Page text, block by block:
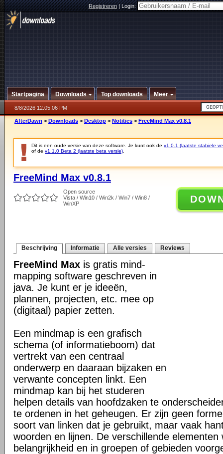
Registreren|Login:
Startpagina Downloads Top downloads Meer
8/8/2026 12:05:06 PM
AfterDawn > Downloads > Desktop > Notities > FreeMind Max v0.8.1
Dit is een oude versie van deze software. Je kunt ook de v1.0.1 (laatste stabiele
of de v1.1.0 Beta 2 (laatste beta versie)
FreeMind Max v0.8.1
Open source
Vista / Win10 / Win2k / Win7 / Win8 /
WinXP
Beschrijving Informatie Alle versies Reviews
FreeMind Max is gratis mind-
mapping software geschreven in
java. Je kunt er je ideeën,
plannen, projecten, etc. mee op
(digitaal) papier zetten.
Een mindmap is een grafisch
schema (of informatieboom) dat
vertrekt van een centraal
onderwerp en daaraan bijzaken en
verwante concepten linkt. Een
mindmap kan bij het studeren
helpen details van hoofdzaken te
te ordenen in het geheugen. Er zijn geen
soort van linken dat je gebruikt, maar vaak
woorden en lijnen. De verschillende elementen
belangrijkheid en in groepen of gebieden